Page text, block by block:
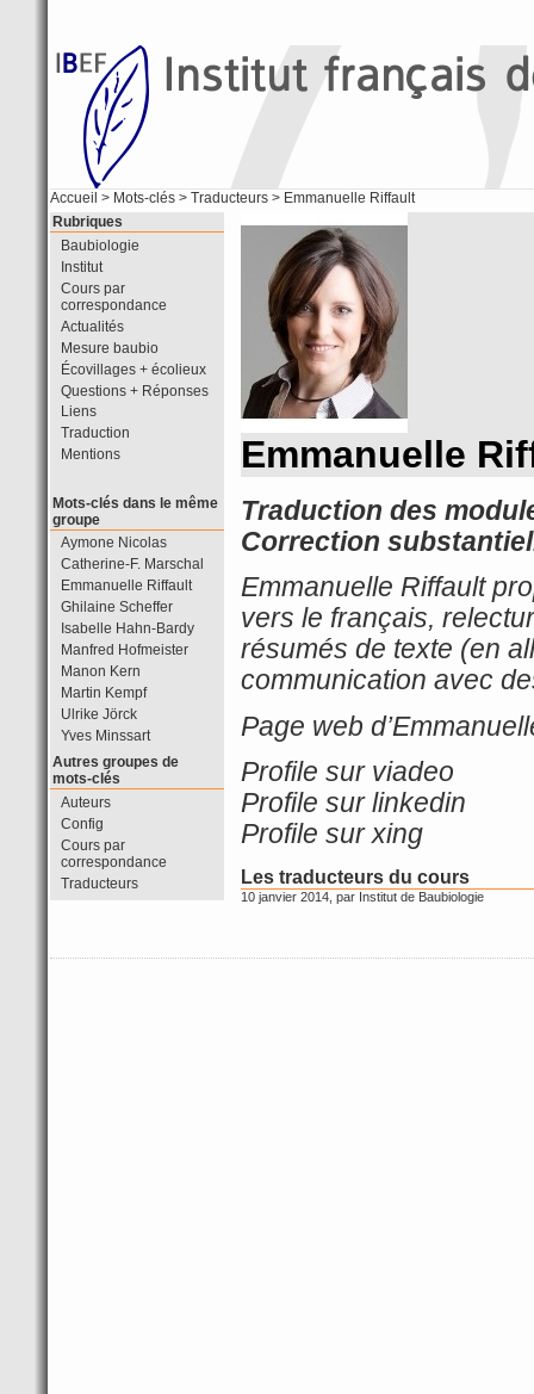
Accueil > Mots-clés > Traducteurs > Emmanuelle Riffault
Emmanuelle
Traduction des
Correction
Emmanuelle Riffault
vers le français,
résumés de texte (en
communication avec
Page web
Profile sur viadeo
Profile sur linkedin
Profile sur xing
Les traducteurs du cours
10 janvier 2014, par Institut de Baubiologie
Rubriques
Baubiologie
Institut
Cours par
correspondance
Actualités
Mesure baubio
Écovillages + écolieux
Questions + Réponses
Liens
Traduction
Mentions
Mots-clés dans le même
groupe
Aymone Nicolas
Catherine-F. Marschal
Emmanuelle Riffault
Ghilaine Scheffer
Isabelle Hahn-Bardy
Manfred Hofmeister
Manon Kern
Martin Kempf
Ulrike Jörck
Yves Minssart
Autres groupes de
mots-clés
Auteurs
Config
Cours par
correspondance
Traducteurs